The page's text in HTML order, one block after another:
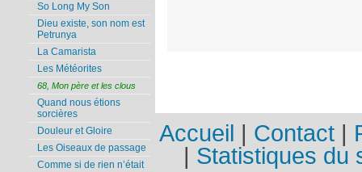
So Long My Son
Dieu existe, son nom est
Petrunya
La Camarista
Les Météorites
68, Mon père et les clous
Quand nous étions
sorcières
Douleur et Gloire
Les Oiseaux de passage
Comme si de rien n’était
Accueil | Contact |
| Statistiques du